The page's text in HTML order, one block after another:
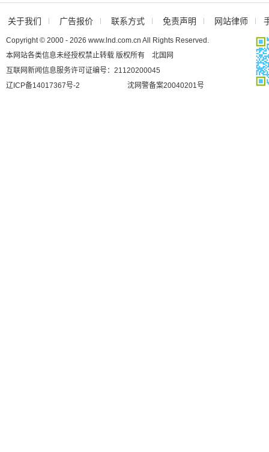
关于我们 广告报价 联系方式 免责声明 网站律师
Copyright © 2000 - 2026 www.lnd.com.cn All Rights Reserved.
本网站各类信息未经授权禁止转载 版权所有 北国网
互联网新闻信息服务许可证编号：21120200045
辽ICP备14017367号-2
沈网警备案20040201号